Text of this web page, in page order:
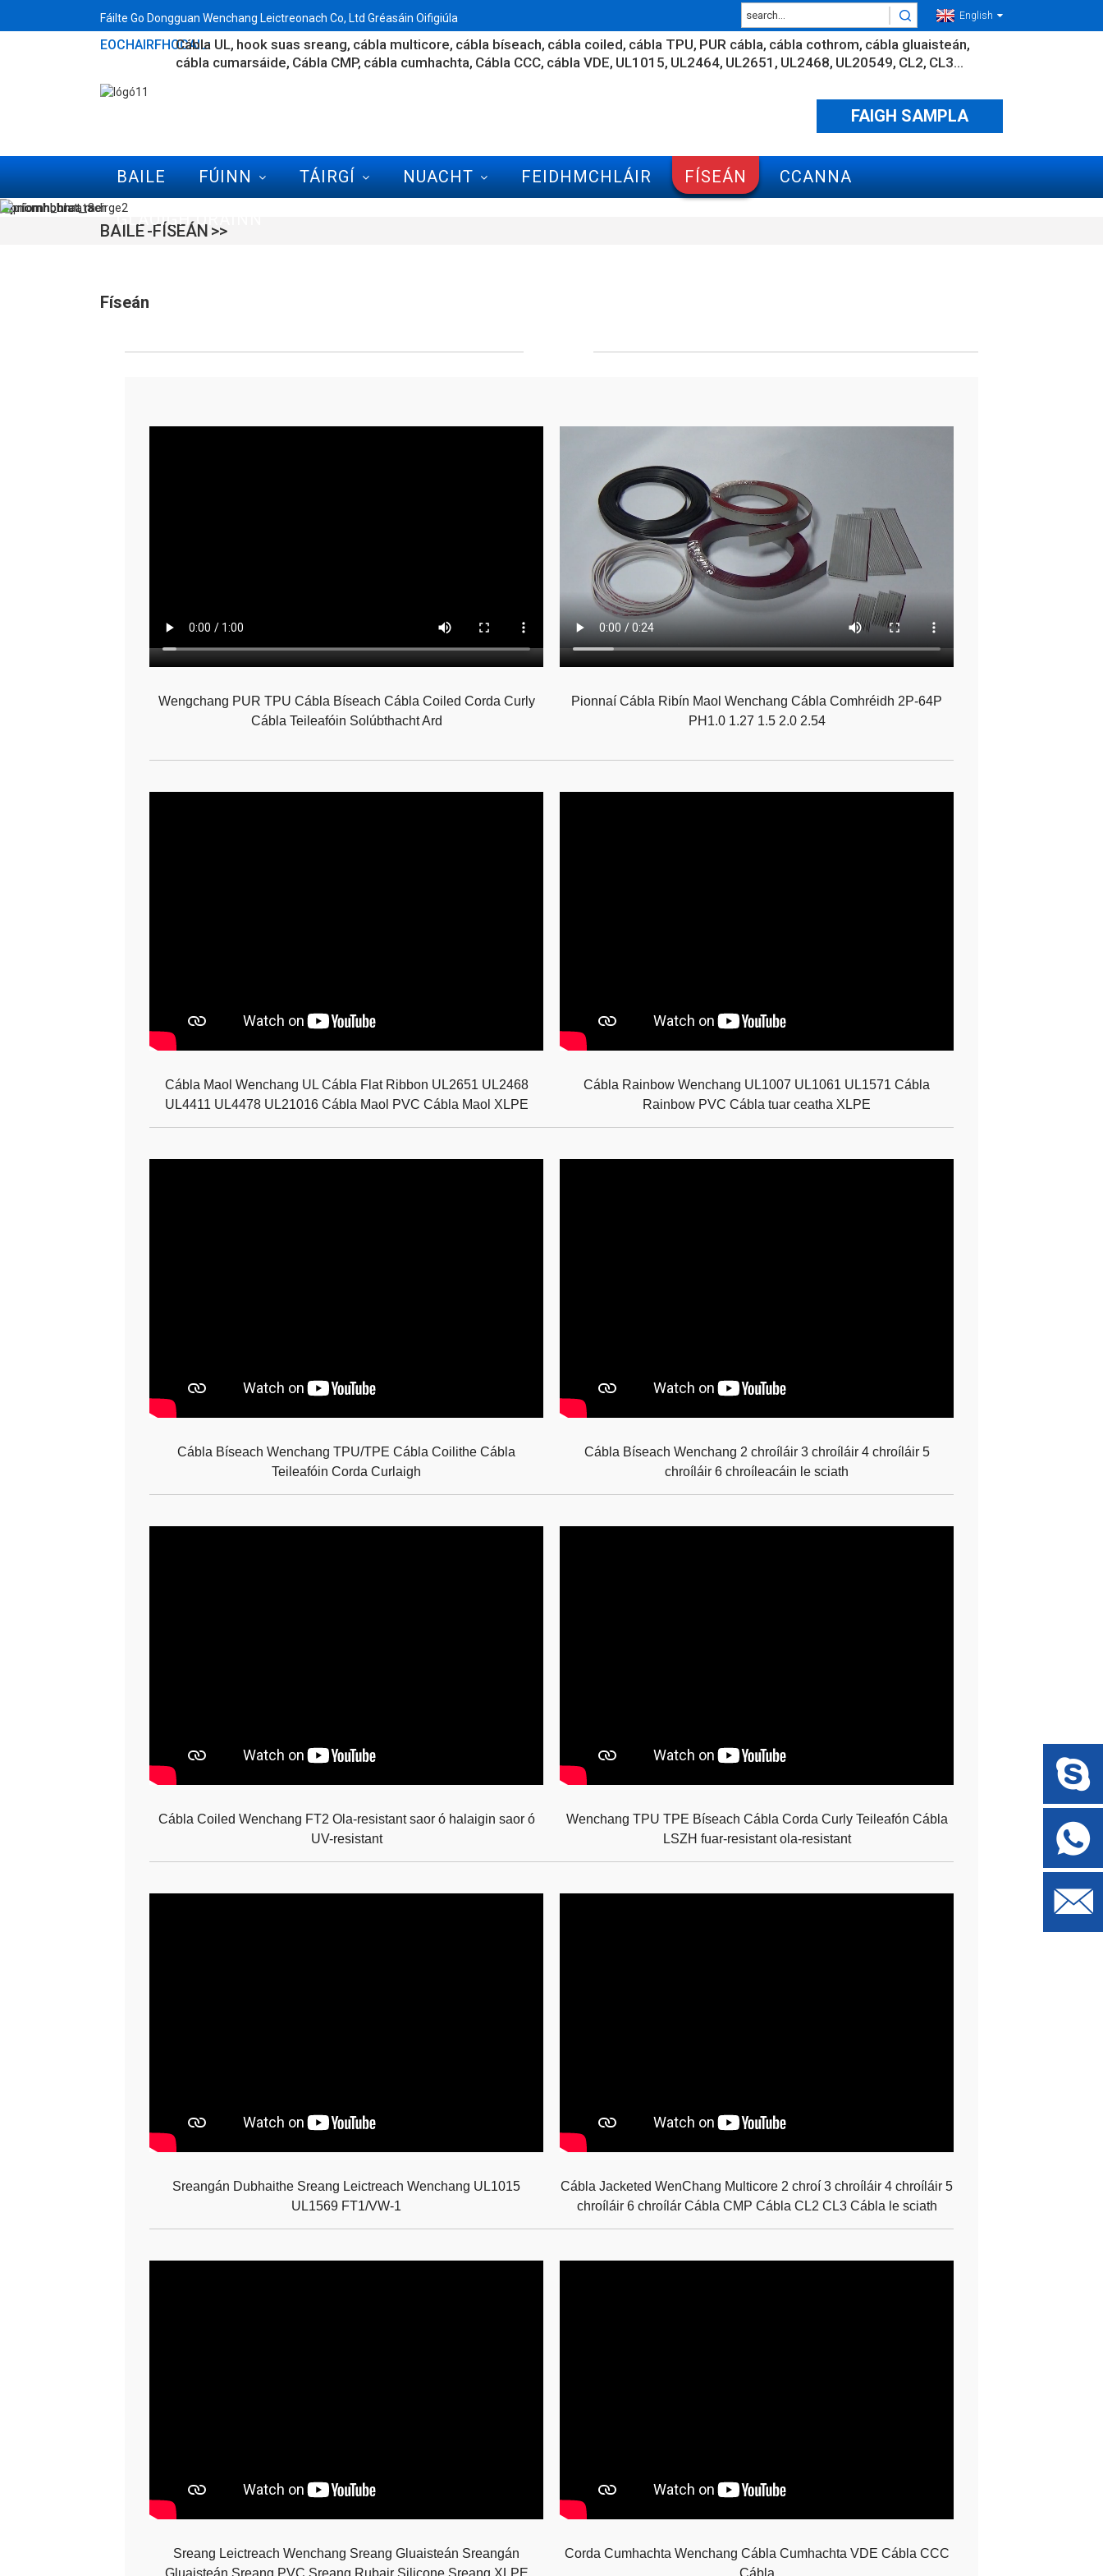
Fáilte Go Dongguan Wenchang Leictreonach Co, Ltd Gréasáin Oifigiúla English
EOCHAIRFHOCAIL:
Cábla UL hook suas sreang cábla multicore cábla bíseach cábla coiled cábla TPU PUR cábla cábla cothrom cábla gluaisteán
cábla cumarsáide Cábla CMP cábla cumhachta Cábla CCC cábla VDE UL1015 UL2464 UL2651 UL2468 UL20549 CL2 CL3...
FAIGH SAMPLA
BAILE FÚINN TÁIRGÍ NUACHT FEIDHMCHLÁIR FÍSEÁN CCANNA
GLAOIGH ORAINN
BAILE FÍSEÁN
Físeán
Wengchang PUR TPU Cábla Bíseach Cábla Coiled Corda Curly
Cábla Teileafóin Solúbthacht Ard
Pionnaí Cábla Ribín Maol Wenchang Cábla Comhréidh 2P-64P
PH1.0 1.27 1.5 2.0 2.54
Cábla Maol Wenchang UL Cábla Flat Ribbon UL2651 UL2468
UL4411 UL4478 UL21016 Cábla Maol PVC Cábla Maol XLPE
Cábla Rainbow Wenchang UL1007 UL1061 UL1571 Cábla
Rainbow PVC Cábla tuar ceatha XLPE
Cábla Bíseach Wenchang TPU/TPE Cábla Coilithe Cábla
Teileafóin Corda Curlaigh
Cábla Bíseach Wenchang 2 chroíláir 3 chroíláir 4 chroíláir 5
chroíláir 6 chroíleacáin le sciath
Cábla Coiled Wenchang FT2 Ola-resistant saor ó halaigin saor ó
UV-resistant
Wenchang TPU TPE Bíseach Cábla Corda Curly Teileafón Cábla
LSZH fuar-resistant ola-resistant
Sreangán Dubhaithe Sreang Leictreach Wenchang UL1015
UL1569 FT1/VW-1
Cábla Jacketed WenChang Multicore 2 chroí 3 chroíláir 4 chroíláir 5
chroíláir 6 chroílár Cábla CMP Cábla CL2 CL3 Cábla le sciath
Sreang Leictreach Wenchang Sreang Gluaisteán Sreangán
Gluaisteán Sreang PVC Sreang Rubair Silicone Sreang XLPE
Corda Cumhachta Wenchang Cábla Cumhachta VDE Cábla CCC
Cábla